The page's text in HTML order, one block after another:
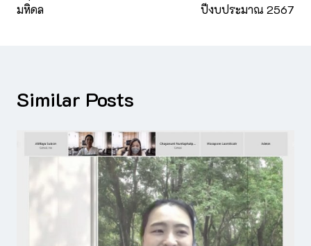
มหิดล
ปีงบประมาณ 2567
Similar Posts